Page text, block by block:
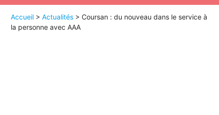
Accueil >Actualités >Coursan : du nouveau dans le service à
la personne avec AAA